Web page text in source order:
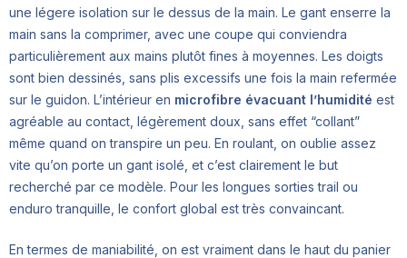
une légere isolation sur le dessus de la main. Le gant enserre la
main sans la comprimer, avec une coupe qui conviendra
particulièrement aux mains plutôt fines à moyennes. Les doigts
sont bien dessinés, sans plis excessifs une fois la main refermée
sur le guidon. L’intérieur en microfibre évacuant l’humidité est
agréable au contact, légèrement doux, sans effet “collant”
même quand on transpire un peu. En roulant, on oublie assez
vite qu’on porte un gant isolé, et c’est clairement le but
recherché par ce modèle. Pour les longues sorties trail ou
enduro tranquille, le confort global est très convaincant.
En termes de maniabilité, on est vraiment dans le haut du panier